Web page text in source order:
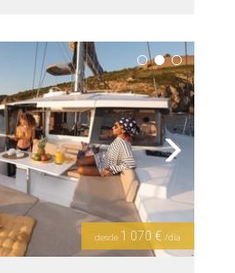
ver detalles >>
Next
desde 1 070 € /día